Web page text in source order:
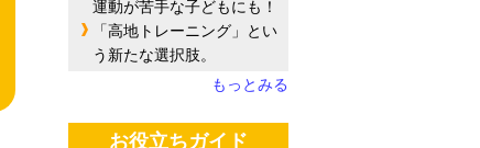
運動が苦手な子どもにも！
「高地トレーニング」とい
う新たな選択肢。
もっとみる
お役立ちガイド